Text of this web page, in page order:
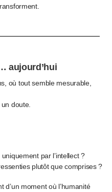
aujourd’hui
où tout semble mesurable,
doute.
par l’intellect ?
plutôt que comprises ?
d’un moment où l’humanité